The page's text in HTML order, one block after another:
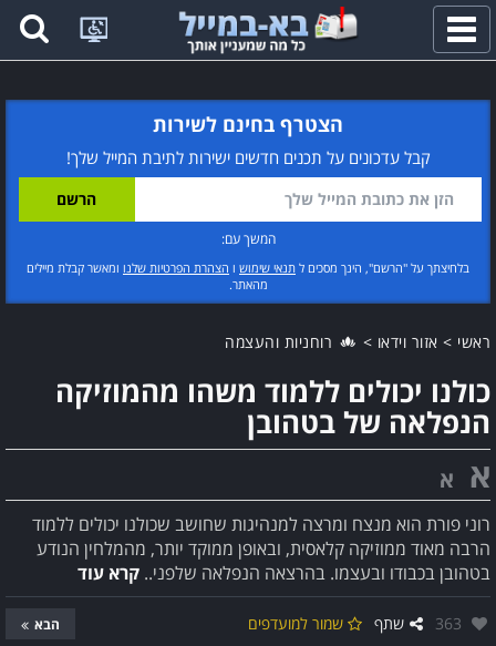
פתח
תפריט
הצטרף בחינם לשירות
קבל עדכונים על תכנים חדשים ישירות לתיבת המייל שלך!
המשך עם:
בלחיצתך על "הרשם", הינך מסכים ל תנאי שימוש ו הצהרת הפרטיות שלנו ומאשר קבלת מיילים
מהאתר.
ראשי > אזור וידאו > רוחניות והעצמה
כולנו יכולים ללמוד משהו מהמוזיקה
הנפלאה של בטהובן
א א
רוני פורת הוא מנצח ומרצה למנהיגות שחושב שכולנו יכולים ללמוד
הרבה מאוד ממוזיקה קלאסית, ובאופן ממוקד יותר, מהמלחין הנודע
בטהובן בכבודו ובעצמו. בהרצאה הנפלאה שלפני.. קרא עוד
אהבו:
363 שתף שמור למועדפים הבא